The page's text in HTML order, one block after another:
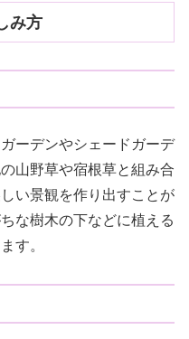
み方
ーデンやシェードガーデ
山野草や宿根草と組み合
い景観を作り出すことが
な樹木の下などに植える
す。